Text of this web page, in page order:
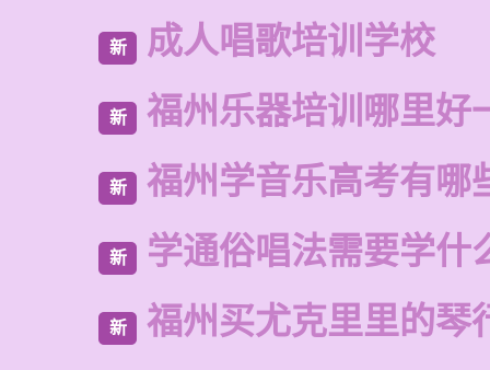
新 成人唱歌培训学校
新 福州乐器培训哪里好
新 福州学音乐高考有哪
新 学通俗唱法需要学什
新 福州买尤克里里的琴